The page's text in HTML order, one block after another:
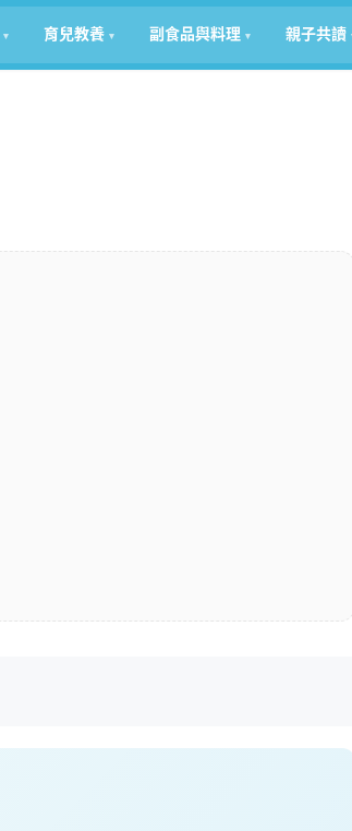
育兒教養 副食品與料理 親子共讀